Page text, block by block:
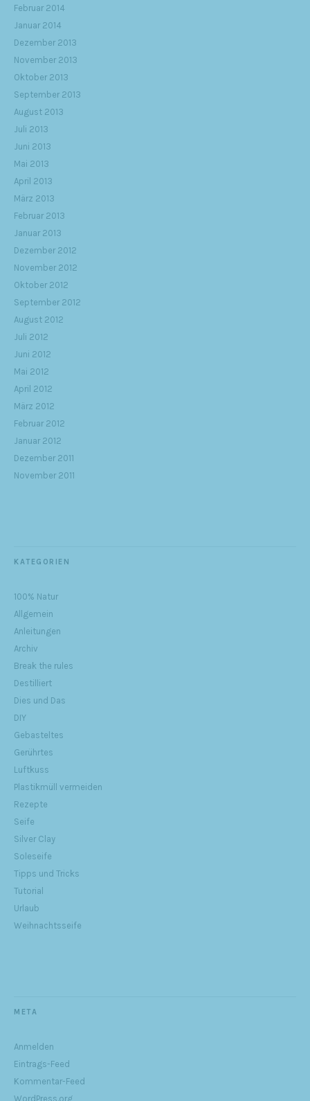
Februar 2014
Januar 2014
Dezember 2013
November 2013
Oktober 2013
September 2013
August 2013
Juli 2013
Juni 2013
Mai 2013
April 2013
März 2013
Februar 2013
Januar 2013
Dezember 2012
November 2012
Oktober 2012
September 2012
August 2012
Juli 2012
Juni 2012
Mai 2012
April 2012
März 2012
Februar 2012
Januar 2012
Dezember 2011
November 2011
KATEGORIEN
100% Natur
Allgemein
Anleitungen
Archiv
Break the rules
Destilliert
Dies und Das
DIY
Gebasteltes
Gerührtes
Luftkuss
Plastikmüll vermeiden
Rezepte
Seife
Silver Clay
Soleseife
Tipps und Tricks
Tutorial
Urlaub
Weihnachtsseife
META
Anmelden
Eintrags-Feed
Kommentar-Feed
WordPress.org